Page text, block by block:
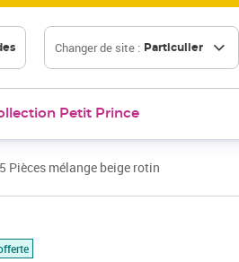
Changer de site : Particulier
Petit Prince
Pièces mélange beige rotin